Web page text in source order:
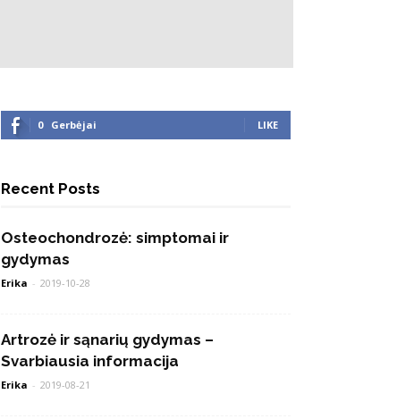
0 Gerbėjai LIKE
Recent Posts
Osteochondrozė: simptomai ir
gydymas
Erika - 2019-10-28
Artrozė ir sąnarių gydymas –
Svarbiausia informacija
Erika - 2019-08-21